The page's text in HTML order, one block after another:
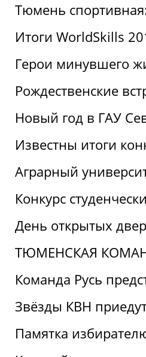
Тюмень
Итоги WorldSkills
Герои минувшего
Рождественские
Новый год в ГАУ
Известны итоги
Аграрный
Конкурс
День открытых
ТЮМЕНСКАЯ
Команда Русь
Звёзды КВН
Памятка